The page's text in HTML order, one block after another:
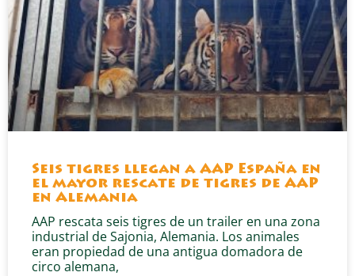
Seis tigres llegan a AAP España en
el mayor rescate de tigres de AAP
en Alemania
AAP rescata seis tigres de un trailer en una zona
industrial de Sajonia, Alemania. Los animales
eran propiedad de una antigua domadora de
circo alemana,